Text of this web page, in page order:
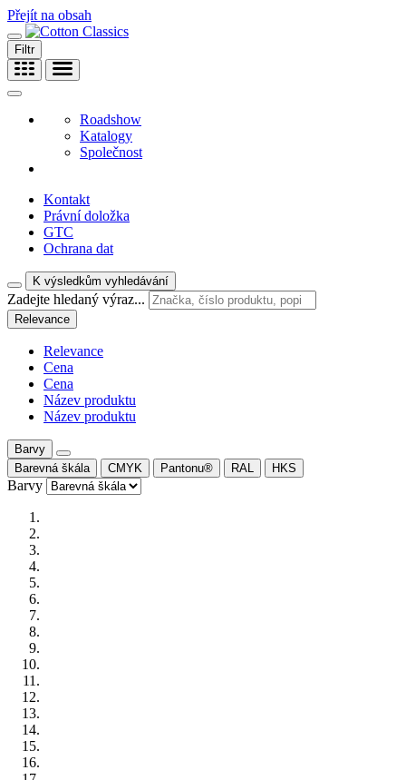
Přejít na obsah
Filtr
Roadshow
Katalogy
Společnost
Kontakt
Právní doložka
GTC
Ochrana dat
K výsledkům vyhledávání
Zadejte hledaný výraz...
Relevance
Relevance
Cena
Cena
Název produktu
Název produktu
Barvy
Barevná škála
CMYK Pantonu® RAL HKS
Barvy